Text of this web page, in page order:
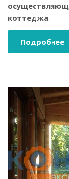
коттеджа.
Подробнее